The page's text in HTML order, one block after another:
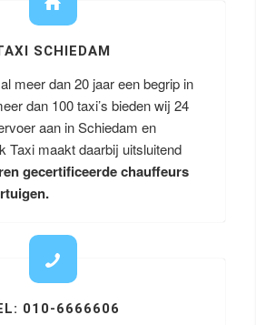
SCHIEDAM
meer dan 20 jaar een begrip in
dan 100 taxi’s bieden wij 24
aan in Schiedam en
Taxi maakt daarbij uitsluitend
gecertificeerde chauffeurs
010-6666606